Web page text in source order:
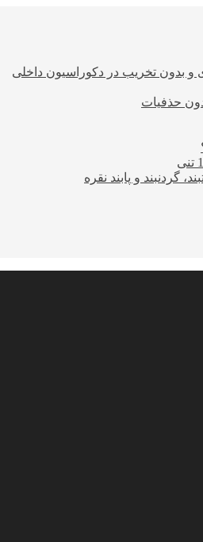
و بدون تخریب در دکوراسیون داخلی
گردنبند و پابند نقره